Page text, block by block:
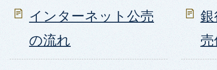
インターネット公売
の流れ